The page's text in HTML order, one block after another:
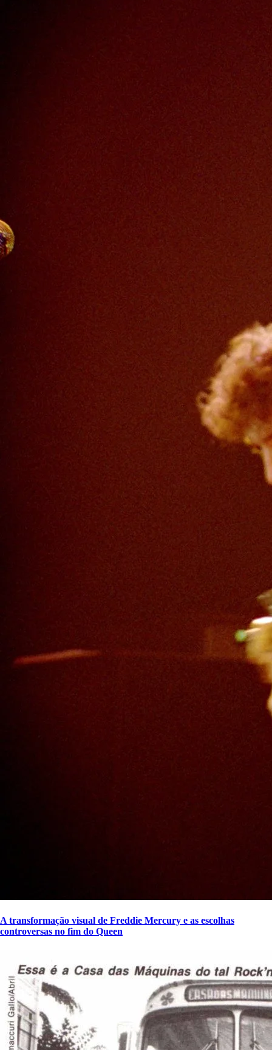
A transformação visual de Freddie Mercury e as escolhas
controversas no fim do Queen